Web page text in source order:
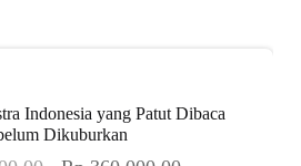
Indonesia yang Patut Dibaca
Dikuburkan